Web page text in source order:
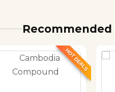
Recommended
HOT DEALS